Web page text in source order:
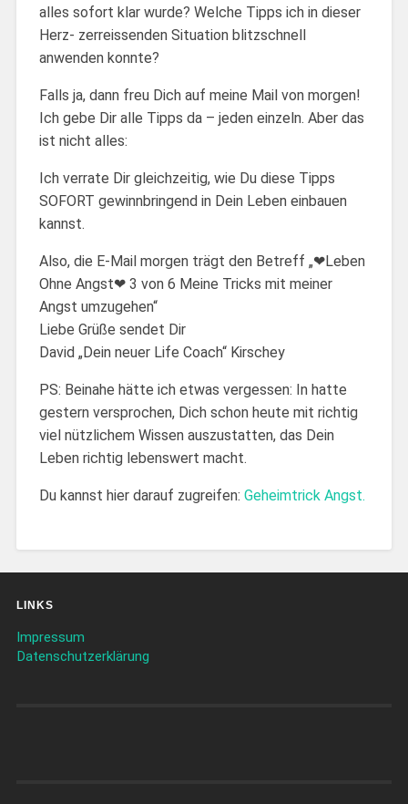
alles sofort klar wurde? Welche Tipps ich in dieser
Herz- zerreissenden Situation blitzschnell
anwenden konnte?
Falls ja, dann freu Dich auf meine Mail von morgen!
Ich gebe Dir alle Tipps da – jeden einzeln. Aber das
ist nicht alles:
Ich verrate Dir gleichzeitig, wie Du diese Tipps
SOFORT gewinnbringend in Dein Leben einbauen
kannst.
Also, die E-Mail morgen trägt den Betreff „❤Leben
Ohne Angst❤ 3 von 6 Meine Tricks mit meiner
Angst umzugehen“
Liebe Grüße sendet Dir
David „Dein neuer Life Coach“ Kirschey
PS: Beinahe hätte ich etwas vergessen: In hatte
gestern versprochen, Dich schon heute mit richtig
viel nützlichem Wissen auszustatten, das Dein
Leben richtig lebenswert macht.
Du kannst hier darauf zugreifen: Geheimtrick Angst.
LINKS
Impressum
Datenschutzerklärung